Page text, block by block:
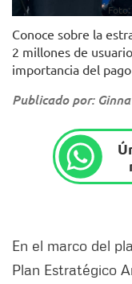
Conoce sobre la
2 millones de
importancia del
Publicado por: Ginna
En el marco del
Plan Estratégico